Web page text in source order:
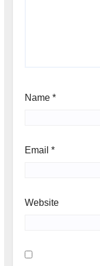
Name *
Email *
Website